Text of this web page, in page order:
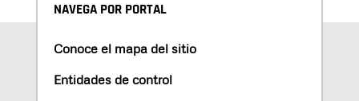
NAVEGA POR PORTAL
Conoce el mapa del sitio
Entidades de control